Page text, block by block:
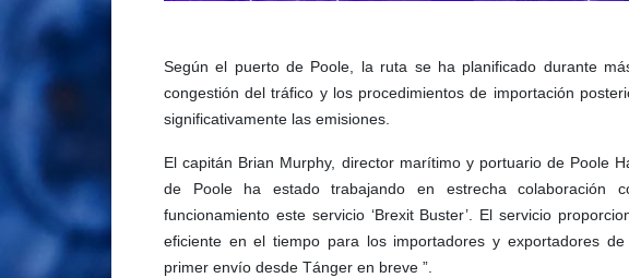
Según el puerto de Poole, la ruta se ha planificado durante
congestión del tráfico y los procedimientos de importación
significativamente las emisiones.
El capitán Brian Murphy, director marítimo y portuario de Poole
de Poole ha estado trabajando en estrecha colaboración
funcionamiento este servicio ‘Brexit Buster’. El servicio
eficiente en el tiempo para los importadores y exportadores
primer envío desde Tánger en breve ”.